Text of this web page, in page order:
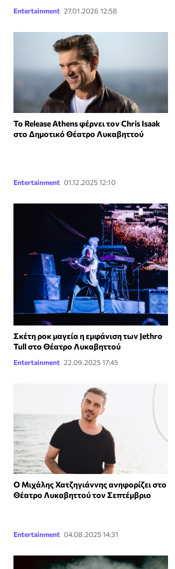
Entertainment 27.01.2026 12:58
To Release Athens φέρνει τον Chris Isaak
στο Δημοτικό Θέατρο Λυκαβηττού
Entertainment 01.12.2025 12:10
Σκέτη ροκ μαγεία η εμφάνιση των Jethro
Tull στο Θέατρο Λυκαβηττού
Entertainment 22.09.2025 17:45
Ο Μιχάλης Χατζηγιάννης ανηφορίζει στο
Θέατρο Λυκαβηττού τον Σεπτέμβριο
Entertainment 04.08.2025 14:31